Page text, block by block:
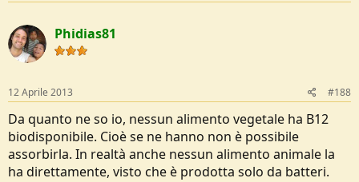
Phidias81
12 Aprile 2013 #188
Da quanto ne so io, nessun alimento vegetale ha B12
biodisponibile. Cioè se ne hanno non è possibile
assorbirla. In realtà anche nessun alimento animale la
ha direttamente, visto che è prodotta solo da batteri.